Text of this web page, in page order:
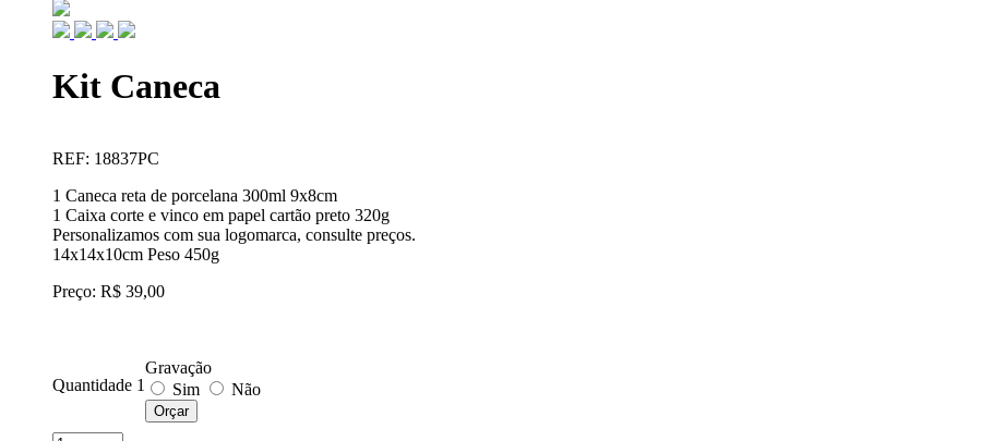
Kit Caneca
REF: 18837PC
1 Caneca reta de porcelana 300ml 9x8cm
1 Caixa corte e vinco em papel cartão preto 320g
Personalizamos com sua logomarca, consulte preços.
14x14x10cm Peso 450g
Preço: R$ 39,00
Quantidade 1
Gravação
Sim
Não